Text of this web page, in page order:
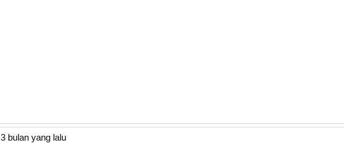
3 bulan yang lalu